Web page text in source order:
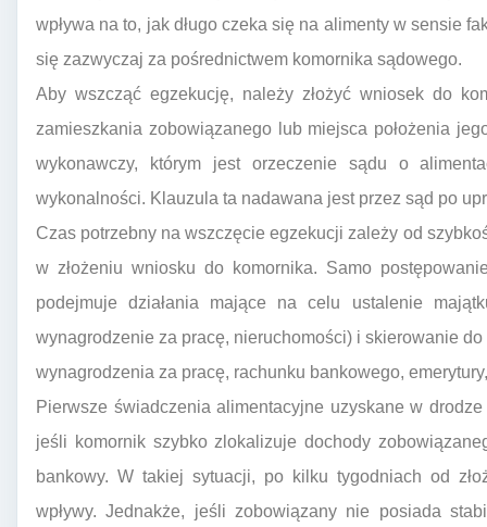
wpływa na to, jak długo czeka się na alimenty w sensie
się zazwyczaj za pośrednictwem komornika sądowego.
Aby wszcząć egzekucję, należy złożyć wniosek do
zamieszkania zobowiązanego lub miejsca położenia
wykonawczy, którym jest orzeczenie sądu o
wykonalności. Klauzula ta nadawana jest przez sąd po
Czas potrzebny na wszczęcie egzekucji zależy od
w złożeniu wniosku do komornika. Samo
podejmuje działania mające na celu ustalenie
wynagrodzenie za pracę, nieruchomości) i skierowanie
wynagrodzenia za pracę, rachunku bankowego,
Pierwsze świadczenia alimentacyjne uzyskane w
jeśli komornik szybko zlokalizuje dochody
bankowy. W takiej sytuacji, po kilku tygodniach od
wpływy. Jednakże, jeśli zobowiązany nie posiada